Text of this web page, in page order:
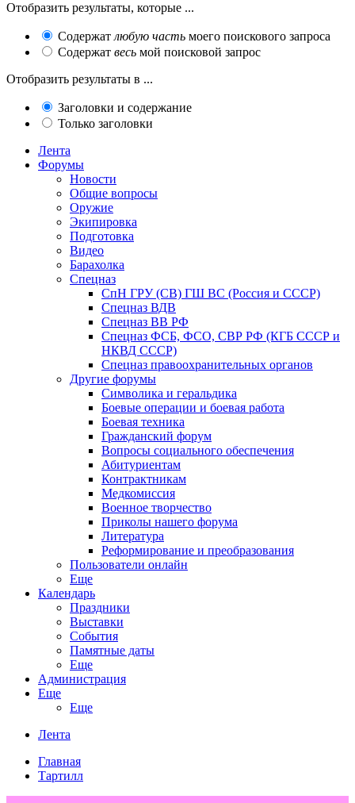
Отобразить результаты, которые ...
Содержат любую часть моего поискового запроса
Содержат весь мой поисковой запрос
Отобразить результаты в ...
Заголовки и содержание
Только заголовки
Лента
Форумы
Новости
Общие вопросы
Оружие
Экипировка
Подготовка
Видео
Барахолка
Спецназ
СпН ГРУ (СВ) ГШ ВС (Россия и СССР)
Спецназ ВДВ
Спецназ ВВ РФ
Спецназ ФСБ, ФСО, СВР РФ (КГБ СССР и
НКВД СССР)
Спецназ правоохранительных органов
Другие форумы
Символика и геральдика
Боевые операции и боевая работа
Боевая техника
Гражданский форум
Вопросы социального обеспечения
Абитуриентам
Контрактникам
Медкомиссия
Военное творчество
Приколы нашего форума
Литература
Реформирование и преобразования
Пользователи онлайн
Еще
Календарь
Праздники
Выставки
События
Памятные даты
Еще
Администрация
Еще
Еще
Лента
Главная
Тартилл